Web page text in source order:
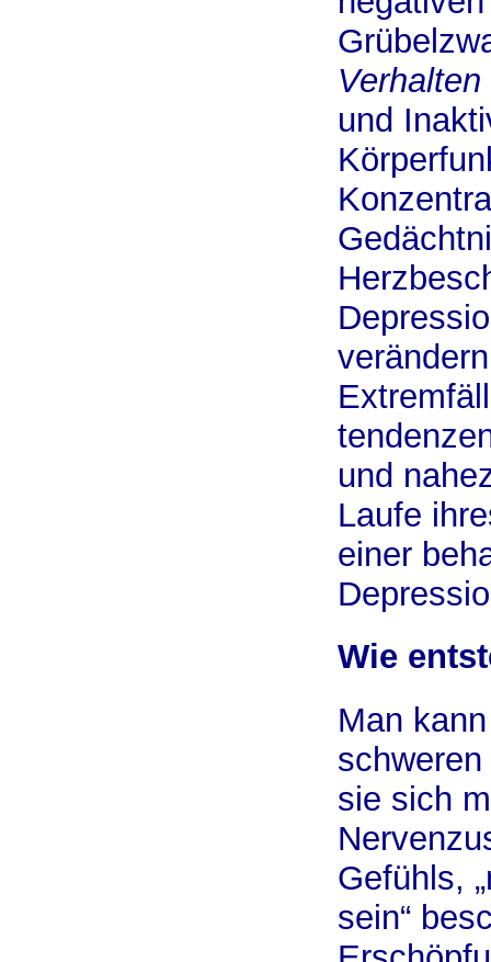
Verhalten
und
und
Laufe
einer
Wie
Man
sie sich
Gefühls,
sein“